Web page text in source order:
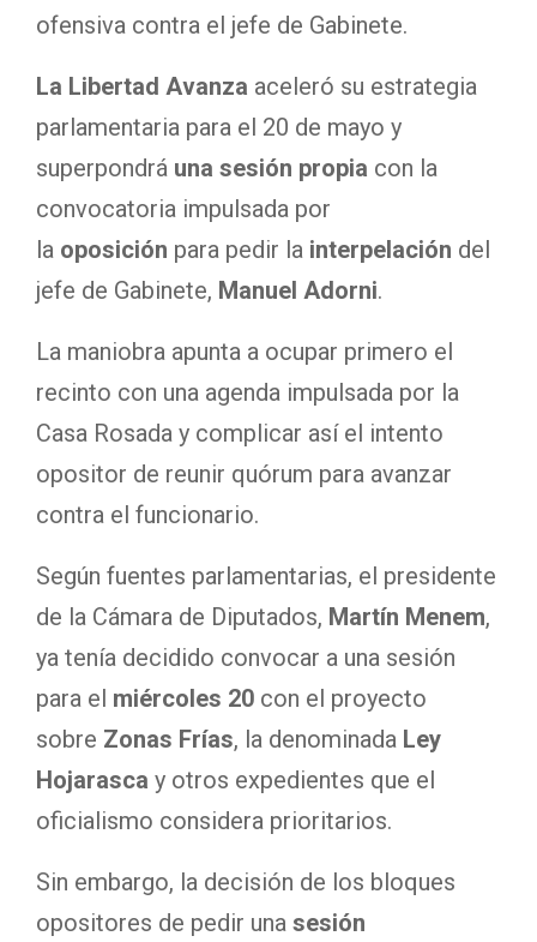
ofensiva contra el jefe de Gabinete.
La Libertad Avanza aceleró su estrategia
parlamentaria para el 20 de mayo y
superpondrá una sesión propia con la
convocatoria impulsada por
la oposición para pedir la interpelación del
jefe de Gabinete, Manuel Adorni.
La maniobra apunta a ocupar primero el
recinto con una agenda impulsada por la
Casa Rosada y complicar así el intento
opositor de reunir quórum para avanzar
contra el funcionario.
Según fuentes parlamentarias, el presidente
de la Cámara de Diputados, Martín Menem,
ya tenía decidido convocar a una sesión
para el miércoles 20 con el proyecto
sobre Zonas Frías, la denominada Ley
Hojarasca y otros expedientes que el
oficialismo considera prioritarios.
Sin embargo, la decisión de los bloques
opositores de pedir una sesión